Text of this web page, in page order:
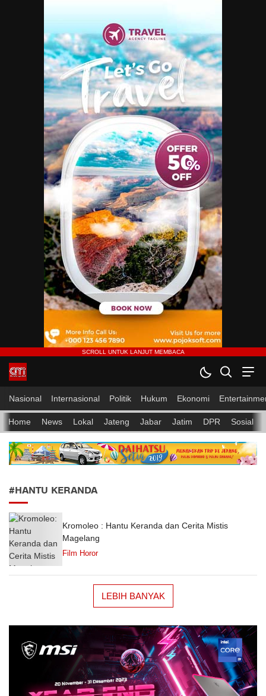
CMI News
Berani, Integritas dan Loyalitas
Nasional Internasional Politik Hukum Ekonomi
Home News Lokal Jateng Jabar Jatim DPR Sosial
#HANTU KERANDA
Kromoleo : Hantu Keranda dan Cerita Mistis
Magelang
Film Horor
LEBIH BANYAK